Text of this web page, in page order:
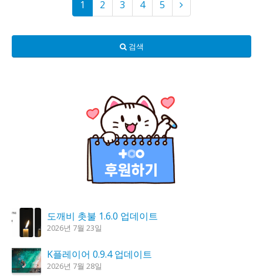
1 2 3 4 5
검색
도깨비 촛불 1.6.0 업데이트
2026년 7월 23일
K플레이어 0.9.4 업데이트
2026년 7월 28일